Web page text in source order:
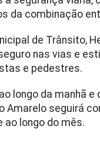
da combinação
de Trânsito,
nas vias e
e pedestres.
longo da manhã e
Amarelo seguirá
longo do mês.